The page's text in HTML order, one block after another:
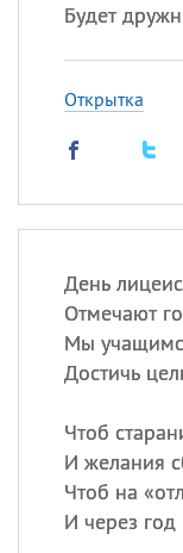
Будет
Открытка
День
Отмечают
Мы
Достичь
Чтоб
И желания
Чтоб на
И через год